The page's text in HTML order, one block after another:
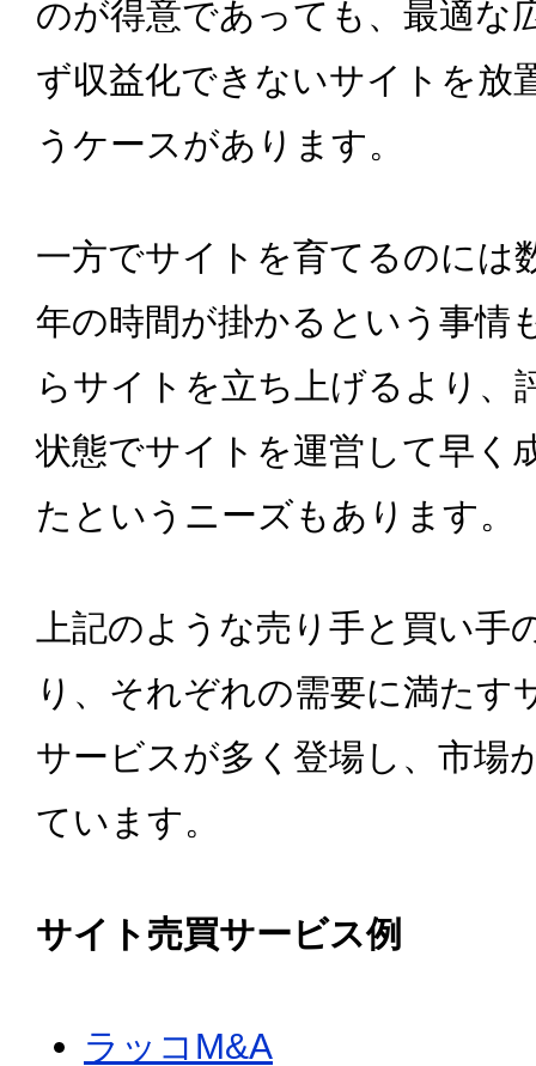
のが得意であっても、最適な
ず収益化できないサイトを放
うケースがあります。
一方でサイトを育てるのには
年の時間が掛かるという事情
らサイトを立ち上げるより、
状態でサイトを運営して早く
たというニーズもあります。
上記のような売り手と買い手
り、それぞれの需要に満たす
サービスが多く登場し、市場
ています。
サイト売買サービス例
ラッコM&A